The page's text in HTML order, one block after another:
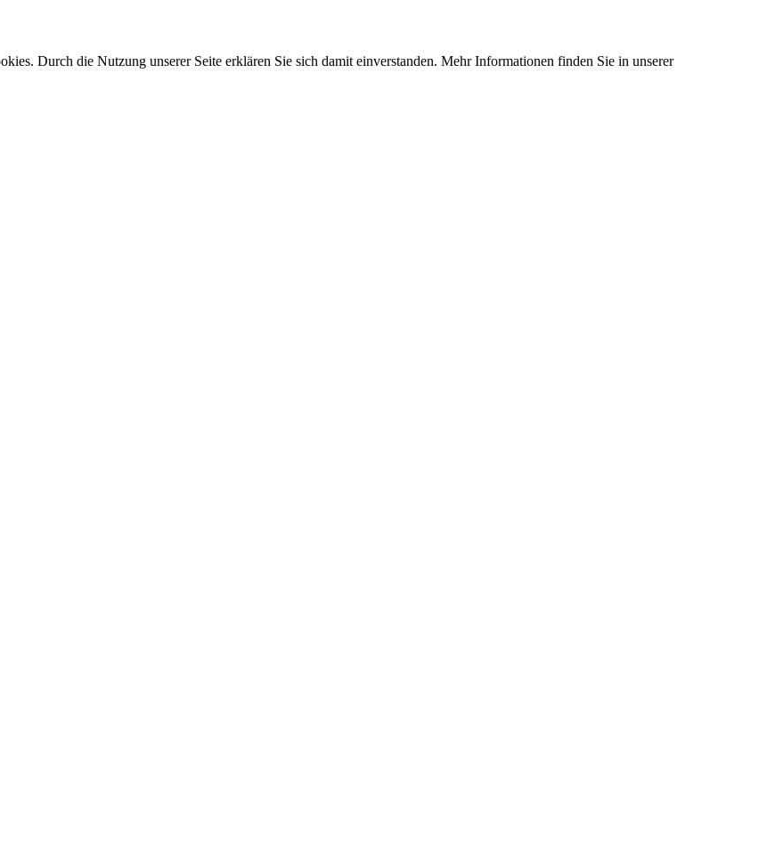
Durch die Nutzung unserer Seite erklären Sie sich damit einverstanden. Mehr Informationen finden Sie in unserer